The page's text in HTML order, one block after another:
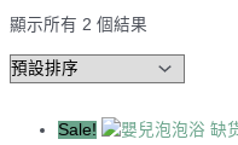
顯示所有 2 個結果
Sale!
缺